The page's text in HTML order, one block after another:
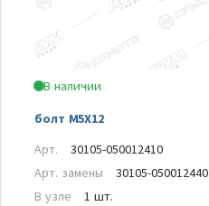
В наличии
болт M5X12
Арт.
30105-050012410
Арт. замены
30105-050012440
В узле
1 шт.